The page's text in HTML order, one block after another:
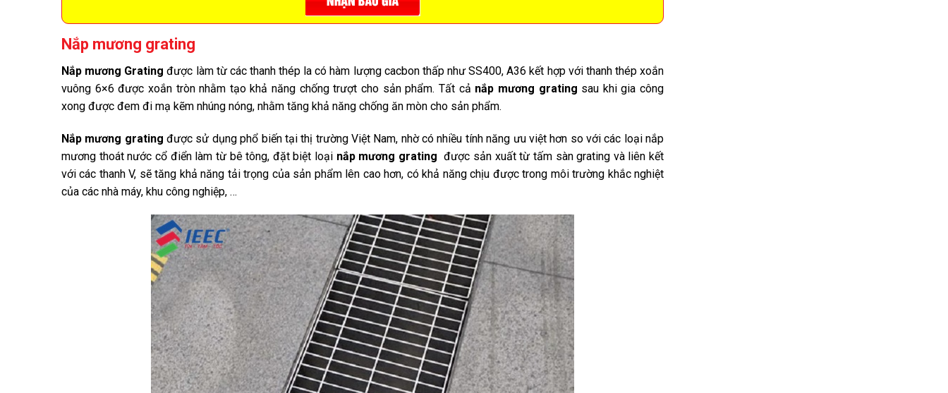
Nắp mương grating
Nắp mương Grating được làm từ các thanh thép la có hàm lượng cacbon thấp như SS400, A36 kết hợp với thanh thép xoắn
vuông 6×6 được xoắn tròn nhằm tạo khả năng chống trượt cho sản phẩm. Tất cả nắp mương grating sau khi gia công
xong được đem đi mạ kẽm nhúng nóng, nhằm tăng khả năng chống ăn mòn cho sản phẩm.
Nắp mương grating được sử dụng phổ biến tại thị trường Việt Nam, nhờ có nhiều tính năng ưu việt hơn so với các loại nắp
mương thoát nước cổ điển làm từ bê tông, đặt biệt loại nắp mương grating được sản xuất từ tấm sàn grating và liên kết
với các thanh V, sẽ tăng khả năng tải trọng của sản phẩm lên cao hơn, có khả năng chịu được trong môi trường khắc nghiệt
của các nhà máy, khu công nghiệp, …